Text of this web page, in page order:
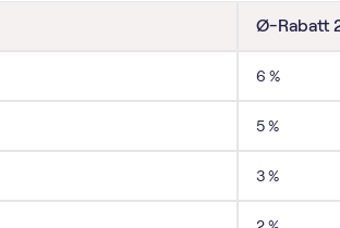
Ø-Rabatt
6 %
5 %
3 %